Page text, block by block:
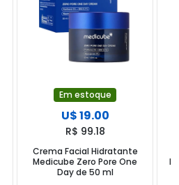
Em estoque
U$ 19.00
R$ 99.18
Crema Facial Hidratante
Medicube Zero Pore One
Day de 50 ml